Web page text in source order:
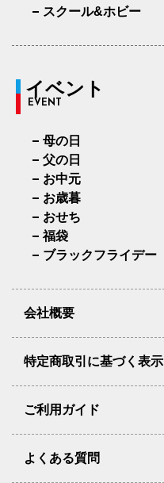
スクール&ホビー
イベント
EVENT
母の日
父の日
お中元
お歳暮
おせち
福袋
ブラックフライデー
会社概要
特定商取引に基づく表示
ご利用ガイド
よくある質問